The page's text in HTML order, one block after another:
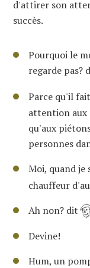
d'attirer son
succès.
Pourquoi le
regarde pas?
Parce qu'il
attention aux
qu'aux
personnes
Moi, quand je
chauffeur
Ah non? dit
Devine!
Hum, un